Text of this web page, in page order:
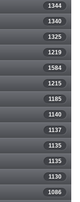
1344
1340
1325
1219
1584
1215
1185
1140
1137
1135
1135
1130
1086